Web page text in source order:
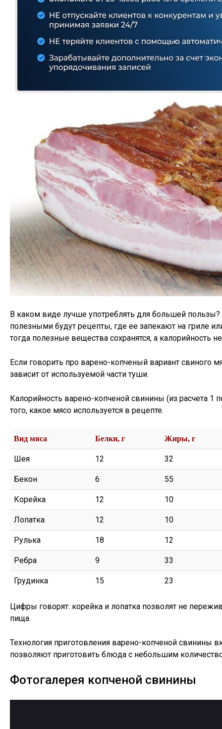
В каком виде лучше употреблять для большей
полезными будут рецепты, где ее запекают на гриле
тогда полезные вещества сохранятся, а калорийность
Если говорить про варено-копченый вариант свиного
зависит от используемой части туши.
Калорийность варено-копченой свинины (из расчета
того, какое мясо используется в рецепте.
Вид мяса Белки, г Жиры, г
Шея 12 32
Бекон 6 55
Корейка 12 10
Лопатка 12 10
Рулька 18 12
Ребра 9 33
Грудинка 15 23
Цифры говорят: корейка и лопатка позволят не
пища.
Технология приготовления варено-копченой свинины
позволяют приготовить блюда с небольшим
Фотогалерея копченой свинины